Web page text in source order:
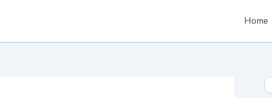
Home